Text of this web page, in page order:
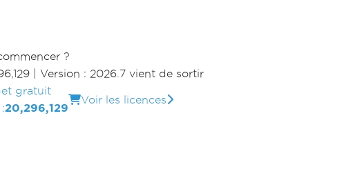
?
Version : 2026.7 vient de sortir
gratuit
20,296,129
Voir les licences